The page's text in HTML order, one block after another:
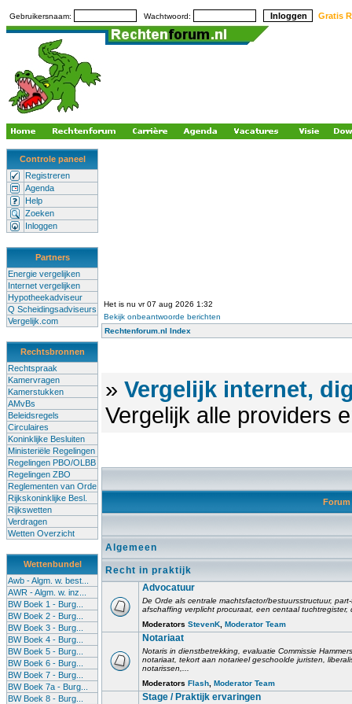
Gebruikersnaam: Wachtwoord: Gratis
Controle paneel
Registreren
Agenda
Help
Zoeken
Inloggen
Partners
Energie vergelijken
Internet vergelijken
Hypotheekadviseur
Q Scheidingsadviseurs
Vergelijk.com
Rechtsbronnen
Rechtspraak
Kamervragen
Kamerstukken
AMvBs
Beleidsregels
Circulaires
Koninklijke Besluiten
Ministeriële Regelingen
Regelingen PBO/OLBB
Regelingen ZBO
Reglementen van Orde
Rijkskoninklijke Besl.
Rijkswetten
Verdragen
Wetten Overzicht
Wettenbundel
Awb - Algm. w. best...
AWR - Algm. w. inz...
BW Boek 1 - Burg...
BW Boek 2 - Burg...
BW Boek 3 - Burg...
BW Boek 4 - Burg...
BW Boek 5 - Burg...
BW Boek 6 - Burg...
BW Boek 7 - Burg...
BW Boek 7a - Burg...
BW Boek 8 - Burg...
Het is nu vr 07 aug 2026 1:32
Bekijk onbeantwoorde berichten
Rechtenforum.nl Index
» Vergelijk internet,
Vergelijk alle providers
Forum
Algemeen
Recht in praktijk
Advocatuur
De Orde als centrale machtsfactor/bestuursstructuur,
afschaffing verplicht procuraat, een centaal
Moderators StevenK Moderator Team
Notariaat
Notaris in dienstbetrekking, evaluatie Commissie
notariaat, tekort aan notarieel geschoolde juristen,
notarissen,...
Moderators Flash Moderator Team
Stage / Praktijk ervaringen